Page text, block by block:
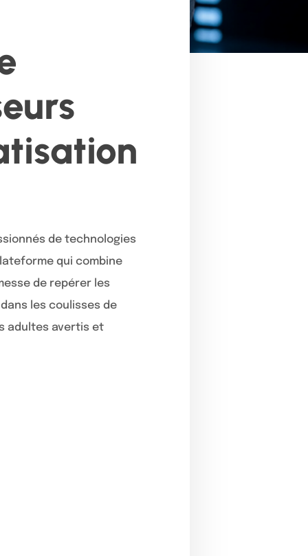
de technologies
qui combine
de repérer les
les coulisses de
adultes avertis et